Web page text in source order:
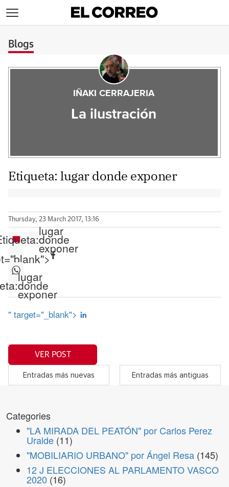
Blogs
IÑAKI CERRAJERIA
La ilustración
Etiqueta:lugar donde exponer
Thursday, 23 March 2017, 13:16
lugar
donde
exponer
lugar
donde
exponer
" target="_blank">
VER POST
Entradas más nuevas Entradas más antiguas
Categories
"LA MIRADA DEL PEATÓN" por Carlos Perez
Uralde (11)
"MOBILIARIO URBANO" por Ángel Resa (145)
12 J ELECCIONES AL PARLAMENTO VASCO
2020 (16)